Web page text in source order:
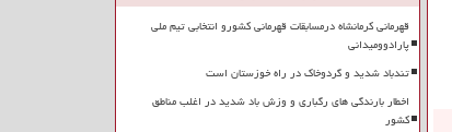
قهرمانی کرمانشاه درمسابقات قهرمانی کشورو انتخابی تیم ملی
پارادوومیدانی
تندباد شدید و گردوخاک در راه خوزستان است
اخطار بارندگی های رگباری و وزش باد شدید در اغلب مناطق
کشور